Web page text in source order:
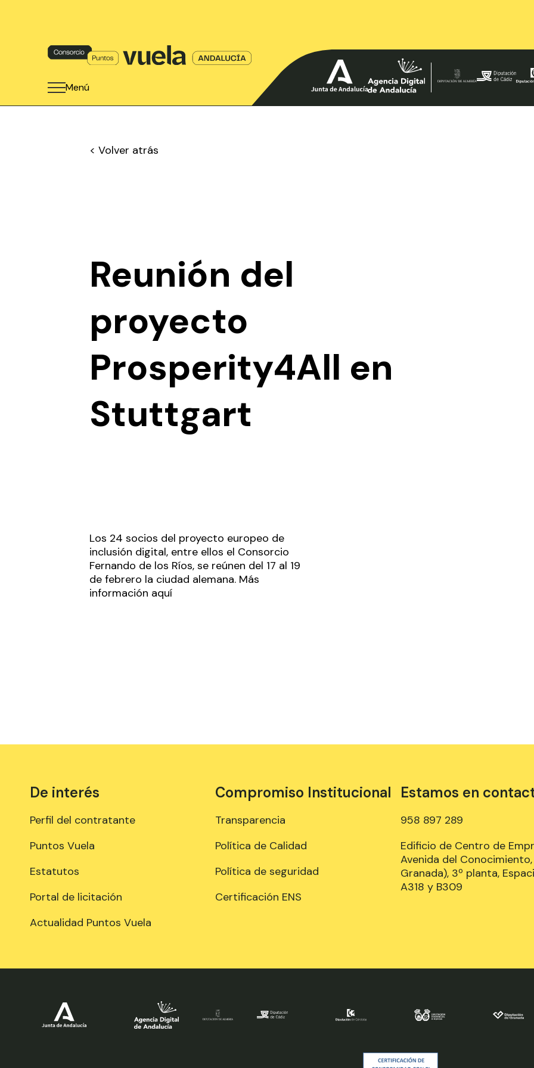
Menú
< Volver atrás
Reunión del
proyecto
Prosperity4All en
Stuttgart
Los 24 socios del proyecto europeo de
inclusión digital, entre ellos el Consorcio
Fernando de los Ríos, se reúnen del 17 al 19
de febrero la ciudad alemana. Más
información aquí
De interés
Perfil del contratante
Puntos Vuela
Estatutos
Portal de licitación
Actualidad Puntos Vuela
Compromiso Institucional
Transparencia
Política de Calidad
Política de seguridad
Certificación ENS
Estamos en
958 897 289
Edificio de Centro de
Avenida del Conocimiento,
Granada), 3º planta,
A318 y B309